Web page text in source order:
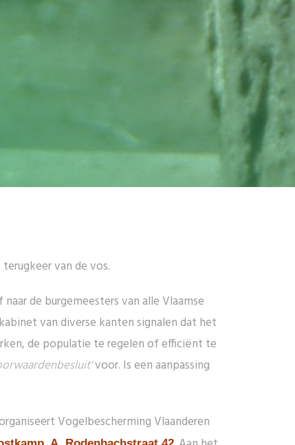
van de vos.
de burgemeesters van alle Vlaamse
van diverse kanten signalen dat het
de populatie te regelen of efficiënt te
voor. Is een aanpassing
Vogelbescherming Vlaanderen